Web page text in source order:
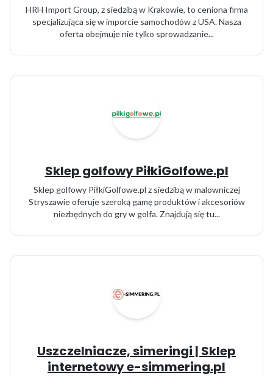
HRH Import Group, z siedzibą w Krakowie, to ceniona firma
specjalizująca się w imporcie samochodów z USA. Nasza
oferta obejmuje nie tylko sprowadzanie...
Sklep golfowy PiłkiGolfowe.pl
Sklep golfowy PiłkiGolfowe.pl z siedzibą w malowniczej
Stryszawie oferuje szeroką gamę produktów i akcesoriów
niezbędnych do gry w golfa. Znajdują się tu...
Uszczelniacze, simeringi | Sklep
internetowy e-simmering.pl